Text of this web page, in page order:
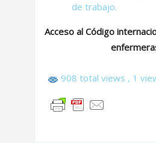
de trabajo.
Acceso al Código
908 total views , 1